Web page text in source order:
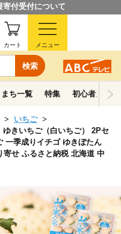
付受付について
検索
カート メニュー
まち一覧 特集 初心者ガイド
いちご
ゆきいちご（白いちご） 2Pセ
一季成りイチゴ ゆきぼたん
せ ふるさと納税 北海道 中